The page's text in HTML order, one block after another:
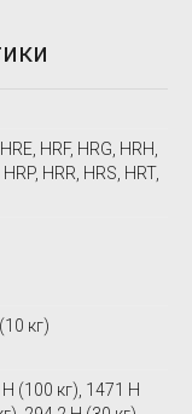
HRF, HRG, HRH,
HRR, HRS, HRT,
кг)
(100 кг), 1471 Н